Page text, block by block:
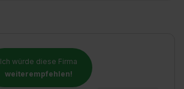
Ich würde diese Firma
weiterempfehlen!